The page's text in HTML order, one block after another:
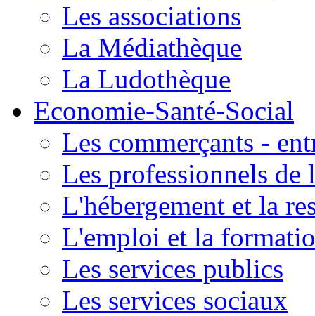
Les associations
La Médiathèque
La Ludothèque
Economie-Santé-Social
Les commerçants -
Les professionnels de
L'hébergement et la
L'emploi et la
Les services publics
Les services sociaux